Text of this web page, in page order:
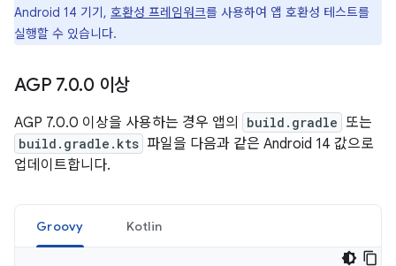
Android 14 기기, 호환성 프레임워크를 사용하여 앱 호환성 테스트를
실행할 수 있습니다.
AGP 7.0.0 이상
AGP 7.0.0 이상을 사용하는 경우 앱의 build.gradle 또는
build.gradle.kts 파일을 다음과 같은 Android 14 값으로
업데이트합니다.
Groovy Kotlin